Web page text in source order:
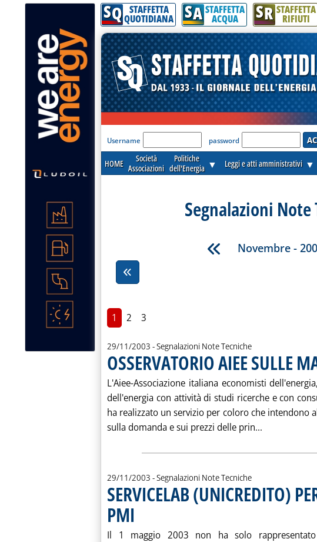
SQ STAFFETTA
QUOTIDIANA SA STAFFETTA
ACQUA SR STAFFETTA
RIFIUTI
'Modulo Login per accedere'
Username password
HOME
Società
Associazioni
Politiche
dell'Energia ▼ Leggi e atti amministrativi ▼
Segnalazioni Note
Novembre -
1 2 3
29/11/2003 - Segnalazioni Note Tecniche
OSSERVATORIO AIEE SULLE
L'Aiee-Associazione italiana economisti
dell'energia con attività di studi ricerche e con
ha realizzato un servizio per coloro che intendono
sulla domanda e sui prezzi delle prin... Leggi tutta
29/11/2003 - Segnalazioni Note Tecniche
SERVICELAB (UNICREDITO)
PMI
. Pubblicata sabato 29 novembre 2003 alle 14.54.
Il 1 maggio 2003 non ha solo